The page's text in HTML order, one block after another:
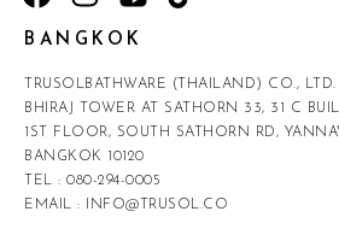
BANGKOK
TRUSOLBATHWARE (THAILAND) CO., LTD.
BHIRAJ TOWER AT SATHORN 33, 31 C
1ST FLOOR, SOUTH SATHORN RD,
BANGKOK 10120
TEL : 080-294-0005
EMAIL :
INFO@TRUSOL.CO